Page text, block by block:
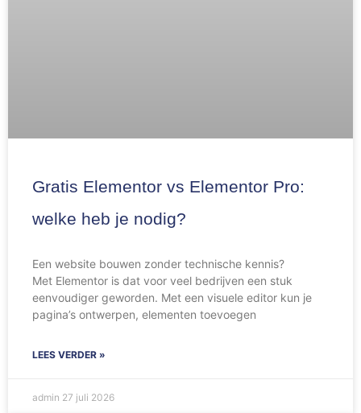
Gratis Elementor vs Elementor Pro:
welke heb je nodig?
Een website bouwen zonder technische kennis?
Met Elementor is dat voor veel bedrijven een stuk
eenvoudiger geworden. Met een visuele editor kun je
pagina’s ontwerpen, elementen toevoegen
LEES VERDER »
admin 27 juli 2026